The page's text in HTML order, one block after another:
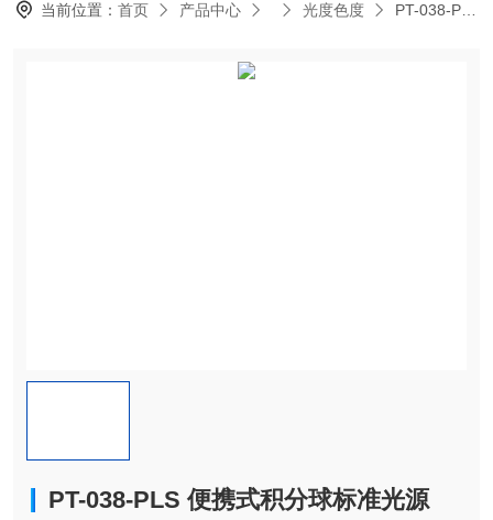
当前位置：首页 产品中心 光度色度 PT-038-PLS 便携式积分球标准光源
PT-038-PLS 便携式积分球标准光源